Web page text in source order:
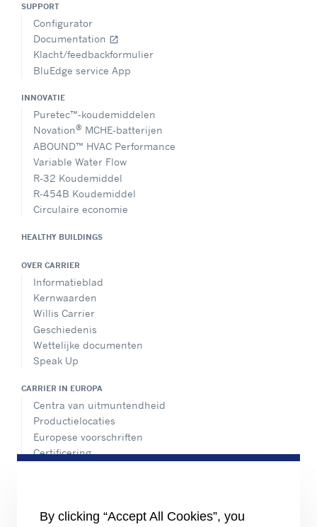
SUPPORT
Configurator
Documentation open_in_new
Klacht/feedbackformulier
BluEdge service App
INNOVATIE
Puretec™-koudemiddelen
Novation® MCHE-batterijen
ABOUND™ HVAC Performance
Variable Water Flow
R-32 Koudemiddel
R-454B Koudemiddel
Circulaire economie
HEALTHY BUILDINGS
OVER CARRIER
Informatieblad
Kernwaarden
Willis Carrier
Geschiedenis
Wettelijke documenten
Speak Up
CARRIER IN EUROPA
Centra van uitmuntendheid
Productielocaties
Europese voorschriften
Certificering
By clicking “Accept All Cookies”, you